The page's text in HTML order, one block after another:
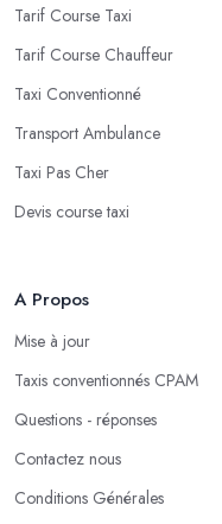
Tarif Course Taxi
Tarif Course Chauffeur
Taxi Conventionné
Transport Ambulance
Taxi Pas Cher
Devis course taxi
A Propos
Mise à jour
Taxis conventionnés CPAM
Questions - réponses
Contactez nous
Conditions Générales